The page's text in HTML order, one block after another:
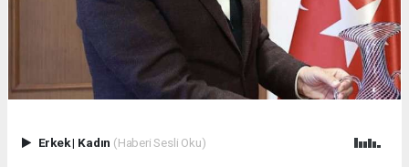
Erkek| Kadın (Haberi Sesli Oku)